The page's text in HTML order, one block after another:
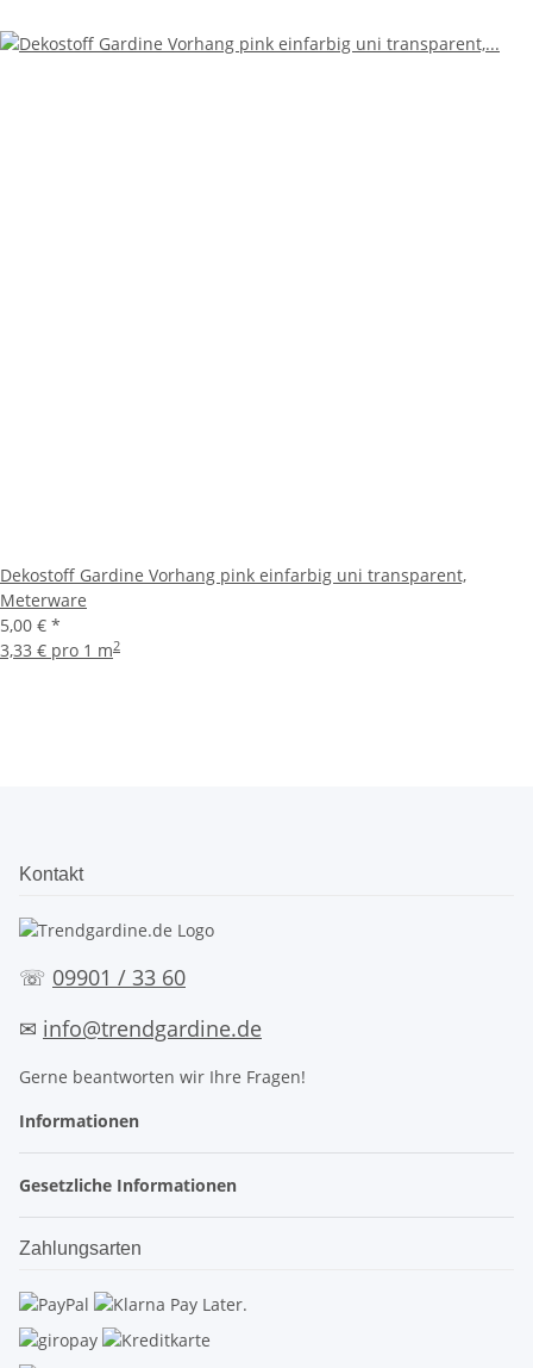
Dekostoff Gardine Vorhang pink einfarbig uni transparent,
Meterware
5,00 € *
3,33 € pro 1 m2
Kontakt
☏ 09901 / 33 60
✉ info@trendgardine.de
Gerne beantworten wir Ihre Fragen!
Informationen
Gesetzliche Informationen
Zahlungsarten